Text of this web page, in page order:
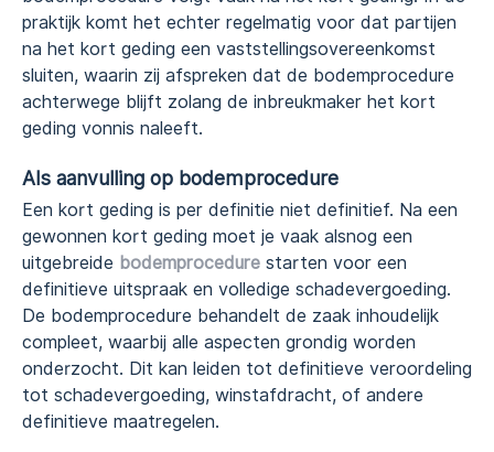
praktijk komt het echter regelmatig voor dat partijen
na het kort geding een vaststellingsovereenkomst
sluiten, waarin zij afspreken dat de bodemprocedure
achterwege blijft zolang de inbreukmaker het kort
geding vonnis naleeft.
Als aanvulling op bodemprocedure
Een kort geding is per definitie niet definitief. Na een
gewonnen kort geding moet je vaak alsnog een
uitgebreide bodemprocedure starten voor een
definitieve uitspraak en volledige schadevergoeding.
De bodemprocedure behandelt de zaak inhoudelijk
compleet, waarbij alle aspecten grondig worden
onderzocht. Dit kan leiden tot definitieve veroordeling
tot schadevergoeding, winstafdracht, of andere
definitieve maatregelen.